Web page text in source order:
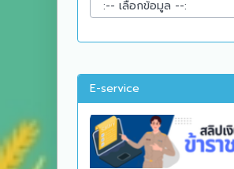
E-service